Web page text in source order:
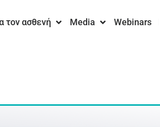
τον ασθενή Media Webinars